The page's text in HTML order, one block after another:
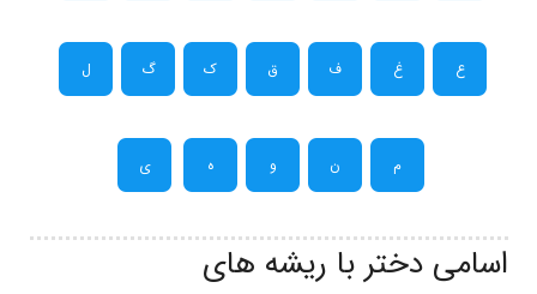
ع غ ف ق ک گ ل
م ن و ه ی
اسامی دختر با ریشه های